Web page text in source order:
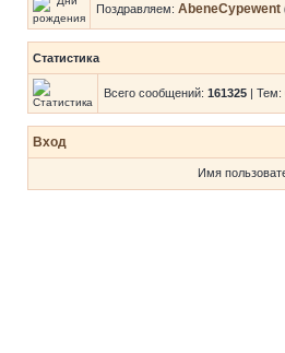
Поздравляем: AbeneCypewent
Статистика
Всего сообщений: 161325 | Тем:
Вход
Имя